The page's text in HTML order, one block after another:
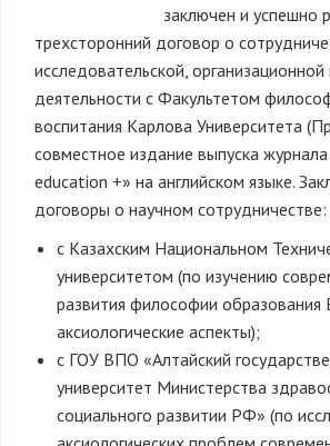
заключен и успешно
трехсторонний договор о
исследовательской,
деятельности с Факультетом
воспитания Карлова Университета
совместное издание выпуска
education +» на английском языке.
договоры о научном сотрудничестве:
с Казахским Национальном
университетом (по изучению
развития философии образования
аксиологические аспекты);
с ГОУ ВПО «Алтайский
университет Министерства
социального развитии РФ» (по